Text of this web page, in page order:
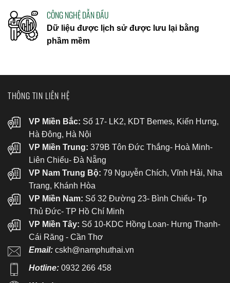
CÔNG NGHỆ DẪN ĐẦU
Dữ liệu được lịch sử được lưu lại bằng
phầm mềm
THÔNG TIN LIÊN HỆ
VP Miền Bắc: Số 17- LK2, KDT Bemes, Kiến Hưng,
Hà Đông, Hà Nội
VP Miền Trung: 379B Tôn Đức Thắng- Hoà Minh-
Liên Chiểu- Đà Nẵng
VP Nam Trung Bộ: 79 Nguyễn Chích, Vĩnh Hải, Nha
Trang, Khánh Hòa
VP Miền Nam: Số 32 Đường 23- Bình Chiểu- Tp
Thủ Đức- TP Hồ Chí Minh
VP Miền Tây: Số 10-KDC Hồng Loan- Hưng Thạnh-
Cái Răng - Cần Thơ
Email: cskh@namphuthai.vn
Hotline: 0932 266 458